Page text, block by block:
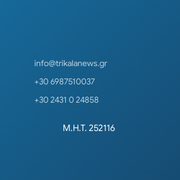
info@trikalanews.gr
+30 6987510037
+30 2431 0 24858
Μ.Η.Τ. 252116